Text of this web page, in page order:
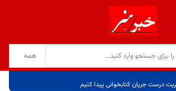
درست جریان کتابخوانی پیدا کنیم